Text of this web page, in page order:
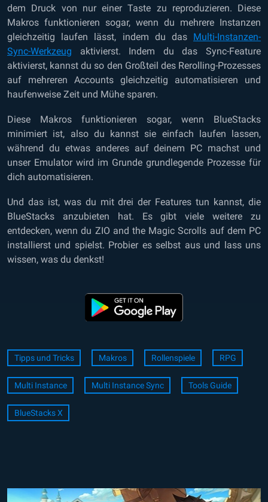
dem Druck von nur einer Taste zu reproduzieren. Diese
Makros funktionieren sogar, wenn du mehrere Instanzen
gleichzeitig laufen lässt, indem du das Multi-Instanzen-
Sync-Werkzeug aktivierst. Indem du das Sync-Feature
aktivierst, kannst du so den Großteil des Rerolling-Prozesses
auf mehreren Accounts gleichzeitig automatisieren und
haufenweise Zeit und Mühe sparen.
Diese Makros funktionieren sogar, wenn BlueStacks
minimiert ist, also du kannst sie einfach laufen lassen,
während du etwas anderes auf deinem PC machst und
unser Emulator wird im Grunde grundlegende Prozesse für
dich automatisieren.
Und das ist, was du mit drei der Features tun kannst, die
BlueStacks anzubieten hat. Es gibt viele weitere zu
entdecken, wenn du ZIO and the Magic Scrolls auf dem PC
installierst und spielst. Probier es selbst aus und lass uns
wissen, was du denkst!
Tipps und Tricks Makros Rollenspiele RPG
Multi Instance Multi Instance Sync Tools Guide
BlueStacks X